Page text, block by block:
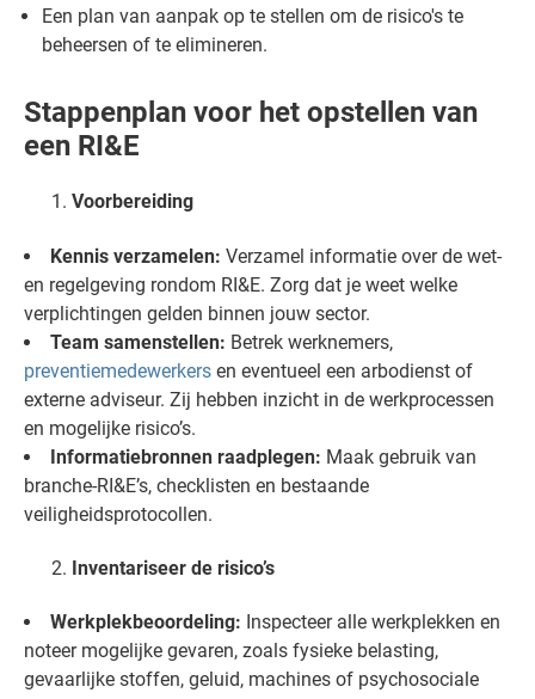
Een plan van aanpak op te stellen om de risico's te
beheersen of te elimineren.
Stappenplan voor het opstellen van
een RI&E
Voorbereiding
Kennis verzamelen: Verzamel informatie over de wet-
en regelgeving rondom RI&E. Zorg dat je weet welke
verplichtingen gelden binnen jouw sector.
Team samenstellen: Betrek werknemers,
preventiemedewerkers en eventueel een arbodienst of
externe adviseur. Zij hebben inzicht in de werkprocessen
en mogelijke risico’s.
Informatiebronnen raadplegen: Maak gebruik van
branche-RI&E’s, checklisten en bestaande
veiligheidsprotocollen.
Inventariseer de risico’s
Werkplekbeoordeling: Inspecteer alle werkplekken en
noteer mogelijke gevaren, zoals fysieke belasting,
gevaarlijke stoffen, geluid, machines of psychosociale